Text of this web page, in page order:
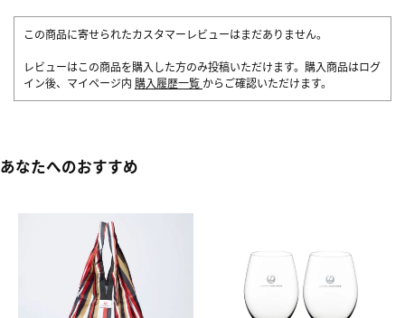
この商品に寄せられたカスタマーレビューはまだありません。
レビューはこの商品を購入した方のみ投稿いただけます。購入商品はログ
イン後、マイページ内 購入履歴一覧 からご確認いただけます。
あなたへのおすすめ